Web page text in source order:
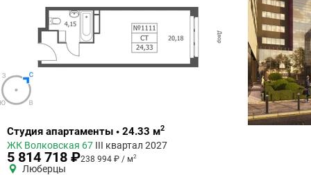
Ссылка
квартиру
Студия апартаменты • 24.33 м2
ЖК Волковская 67 III квартал 2027
5 814 718 ₽238 994 ₽ / м2
Люберцы